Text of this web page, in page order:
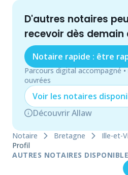
d'autres notaires
recevoir dès demain
Notaire rapide : être
Parcours digital accompagné
ouvrées
Voir les notaires
Découvrir Allaw
Notaire Bretagne Ille-et-
Profil
AUTRES NOTAIRES